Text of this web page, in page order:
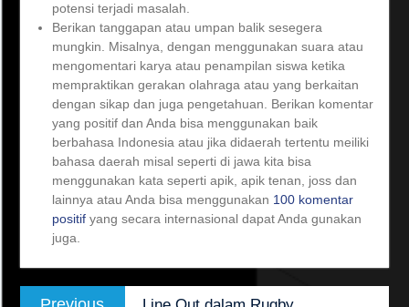
potensi terjadi masalah.
Berikan tanggapan atau umpan balik sesegera
mungkin. Misalnya, dengan menggunakan suara atau
mengomentari karya atau penampilan siswa ketika
mempraktikan gerakan olahraga atau yang berkaitan
dengan sikap dan juga pengetahuan. Berikan komentar
yang positif dan Anda bisa menggunakan baik
berbahasa Indonesia atau jika didaerah tertentu meiliki
bahasa daerah misal seperti di jawa kita bisa
menggunakan kata seperti apik, apik tenan, joss dan
lainnya atau Anda bisa menggunakan 100 komentar
positifyang secara internasional dapat Anda gunakan
juga.
Post